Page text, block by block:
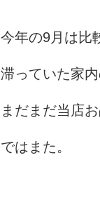
今年の9月は比
滞っていた家
まだまだ当店
ではまた。